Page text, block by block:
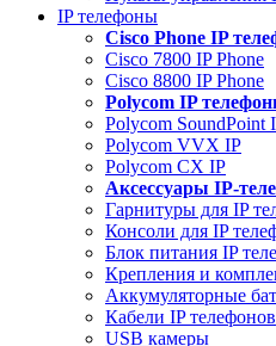
IP телефоны
Сisco Phone IP
Cisco 7800 IP Phone
Cisco 8800 IP Phone
Polycom IP
Polycom SoundPoint
Polycom VVX IP
Polycom CX IP
Аксессуары IP-
Гарнитуры для IP
Консоли для IP
Блок питания IP
Крепления и
Аккумуляторные
Кабели IP телефонов
USB камеры